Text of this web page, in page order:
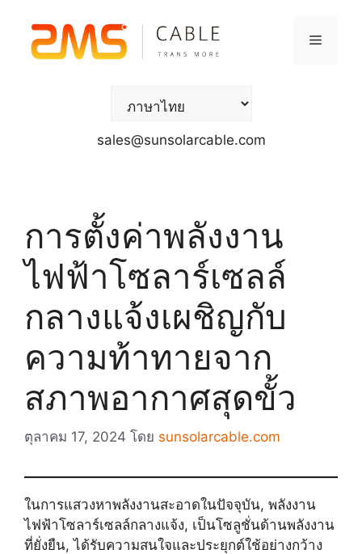
sales@sunsolarcable.com
การตั้งค่าพลังงาน
ไฟฟ้าโซลาร์เซลล์
กลางแจ้งเผชิญกับ
ความท้าทายจาก
สภาพอากาศสุดขั้ว
ตุลาคม 17, 2024 โดย sunsolarcable.com
ในการแสวงหาพลังงานสะอาดในปัจจุบัน, พลังงาน
ไฟฟ้าโซลาร์เซลล์กลางแจ้ง, เป็นโซลูชั่นด้านพลังงาน
ที่ยั่งยืน, ได้รับความสนใจและประยุกต์ใช้อย่างกว้าง